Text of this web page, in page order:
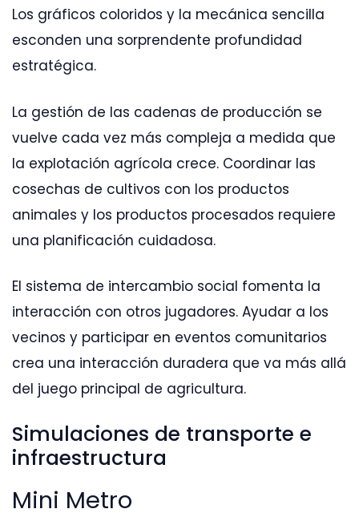
Los gráficos coloridos y la mecánica sencilla
esconden una sorprendente profundidad
estratégica.
La gestión de las cadenas de producción se
vuelve cada vez más compleja a medida que
la explotación agrícola crece. Coordinar las
cosechas de cultivos con los productos
animales y los productos procesados requiere
una planificación cuidadosa.
El sistema de intercambio social fomenta la
interacción con otros jugadores. Ayudar a los
vecinos y participar en eventos comunitarios
crea una interacción duradera que va más allá
del juego principal de agricultura.
Simulaciones de transporte e
infraestructura
Mini Metro